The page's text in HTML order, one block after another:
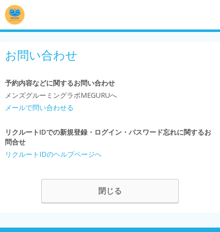
お問い合わせ
予約内容などに関するお問い合わせ
メンズグルーミングラボMEGURUへ
メールで問い合わせる
リクルートIDでの新規登録・ログイン・パスワード忘れに関するお
問合せ
リクルートIDのヘルプページへ
閉じる